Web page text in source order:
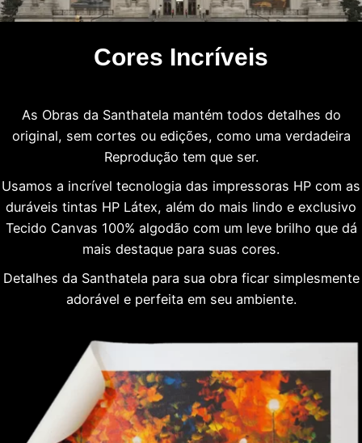
Cores Incríveis
As Obras da Santhatela mantém todos detalhes do
original, sem cortes ou edições, como uma verdadeira
Reprodução tem que ser.
Usamos a incrível tecnologia das impressoras HP com as
duráveis tintas HP Látex, além do mais lindo e exclusivo
Tecido Canvas 100% algodão com um leve brilho que dá
mais destaque para suas cores.
Detalhes da Santhatela para sua obra ficar simplesmente
adorável e perfeita em seu ambiente.